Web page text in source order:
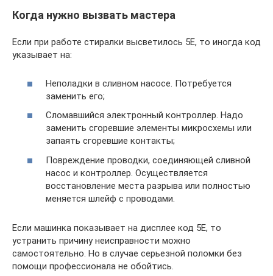
Когда нужно вызвать мастера
Если при работе стиралки высветилось 5Е, то иногда код
указывает на:
Неполадки в сливном насосе. Потребуется
заменить его;
Сломавшийся электронный контроллер. Надо
заменить сгоревшие элементы микросхемы или
запаять сгоревшие контакты;
Повреждение проводки, соединяющей сливной
насос и контроллер. Осуществляется
восстановление места разрыва или полностью
меняется шлейф с проводами.
Если машинка показывает на дисплее код 5Е, то
устранить причину неисправности можно
самостоятельно. Но в случае серьезной поломки без
помощи профессионала не обойтись.